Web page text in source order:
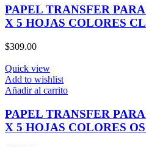
PAPEL TRANSFER
X 5 HOJAS COLORES
$309.00
Quick view
Add to wishlist
Añadir al carrito
PAPEL TRANSFER
X 5 HOJAS COLORES